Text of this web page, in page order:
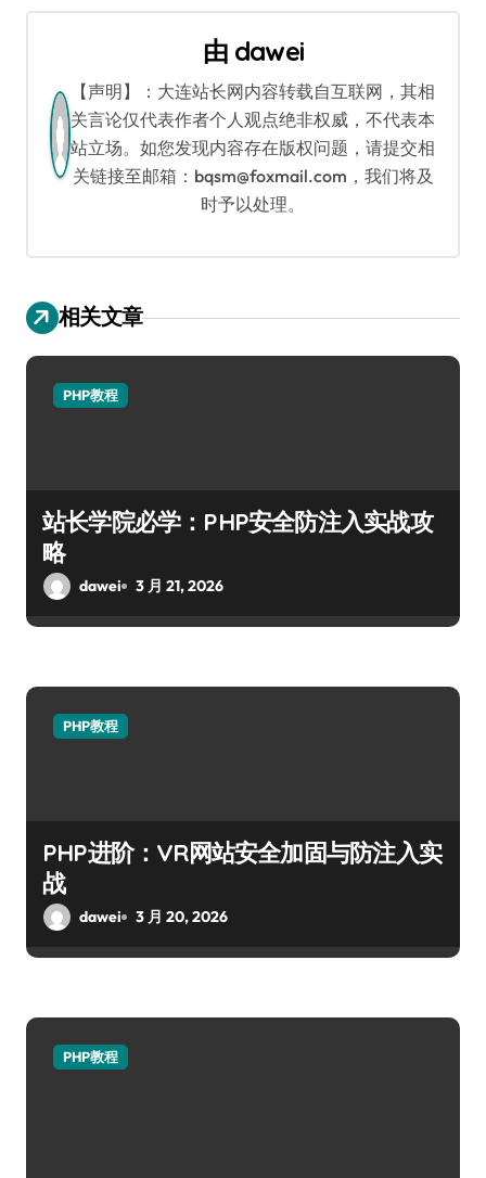
由 dawei
【声明】：大连站长网内容转载自互联网，其相
关言论仅代表作者个人观点绝非权威，不代表本
站立场。如您发现内容存在版权问题，请提交相
关链接至邮箱：bqsm@foxmail.com，我们将及
时予以处理。
相关文章
PHP教程
站长学院必学：PHP安全防注入实战攻
略
dawei 3 月 21, 2026
PHP教程
PHP进阶：VR网站安全加固与防注入实
战
dawei 3 月 20, 2026
PHP教程